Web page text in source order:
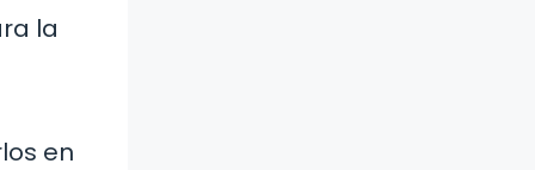
la
en